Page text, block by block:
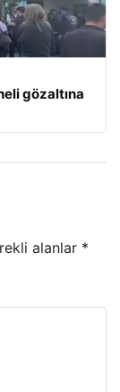
gözaltına
alanlar *